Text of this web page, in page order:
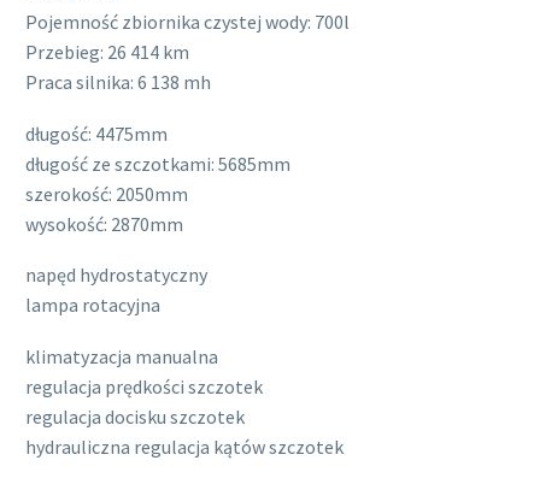
Pojemność zbiornika czystej wody: 700l
Przebieg: 26 414 km
Praca silnika: 6 138 mh
długość: 4475mm
długość ze szczotkami: 5685mm
szerokość: 2050mm
wysokość: 2870mm
napęd hydrostatyczny
lampa rotacyjna
klimatyzacja manualna
regulacja prędkości szczotek
regulacja docisku szczotek
hydrauliczna regulacja kątów szczotek